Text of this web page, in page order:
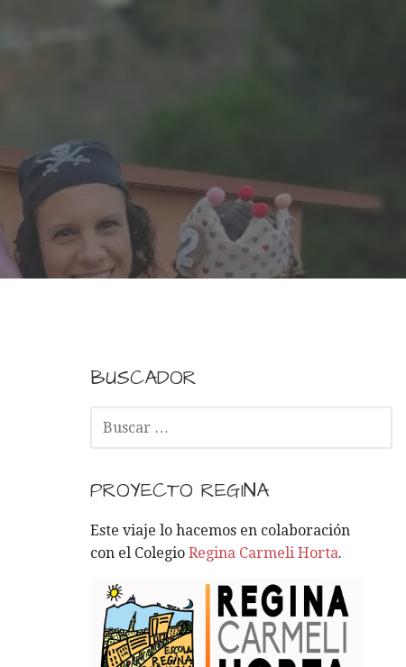
BUSCADOR
C
R
:
PROYECTO REGINA
Este viaje lo hacemos en colaboración
con el ColegioRegina Carmeli Horta.